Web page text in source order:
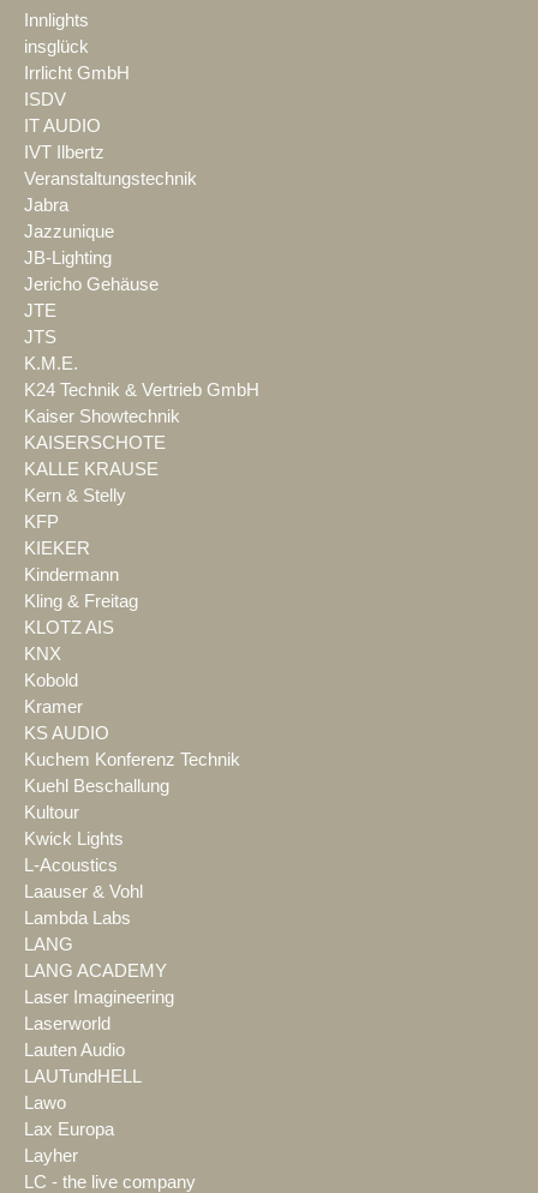
Innlights
insglück
Irrlicht GmbH
ISDV
IT AUDIO
IVT Ilbertz
Veranstaltungstechnik
Jabra
Jazzunique
JB-Lighting
Jericho Gehäuse
JTE
JTS
K.M.E.
K24 Technik & Vertrieb GmbH
Kaiser Showtechnik
KAISERSCHOTE
KALLE KRAUSE
Kern & Stelly
KFP
KIEKER
Kindermann
Kling & Freitag
KLOTZ AIS
KNX
Kobold
Kramer
KS AUDIO
Kuchem Konferenz Technik
Kuehl Beschallung
Kultour
Kwick Lights
L-Acoustics
Laauser & Vohl
Lambda Labs
LANG
LANG ACADEMY
Laser Imagineering
Laserworld
Lauten Audio
LAUTundHELL
Lawo
Lax Europa
Layher
LC - the live company